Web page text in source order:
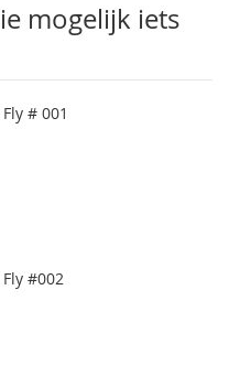
mogelijk iets
# 001
#002